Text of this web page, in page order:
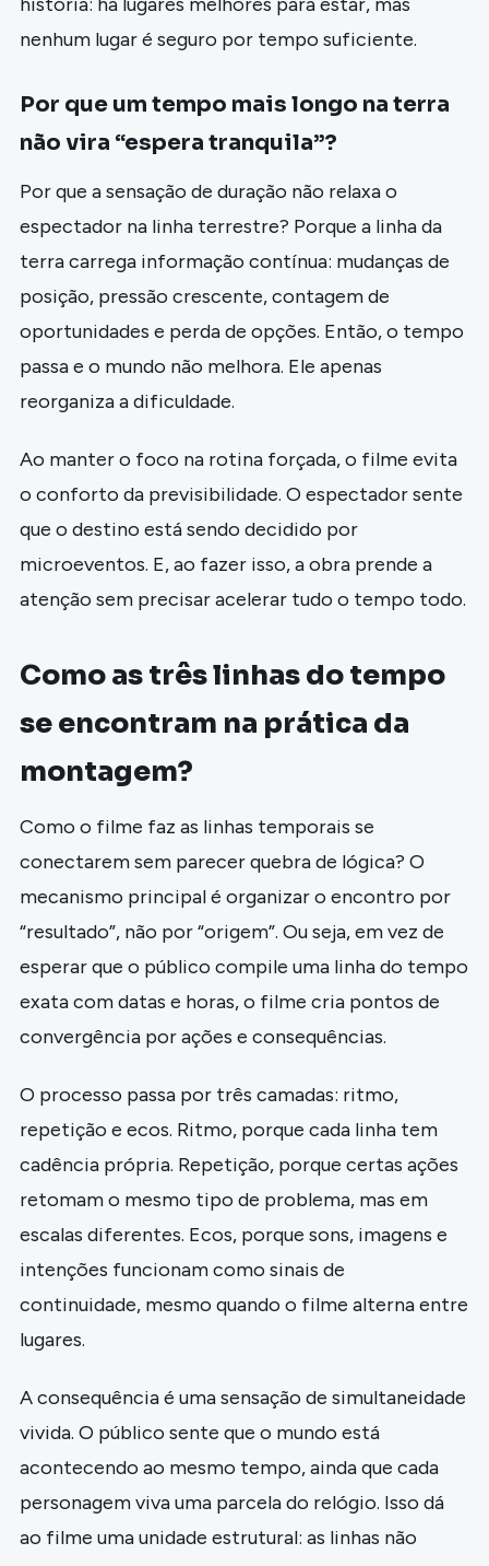
nenhum lugar é seguro por tempo suficiente.
Por que um tempo mais longo na terra
não vira “espera tranquila”?
Por que a sensação de duração não relaxa o
espectador na linha terrestre? Porque a linha da
terra carrega informação contínua: mudanças de
posição, pressão crescente, contagem de
oportunidades e perda de opções. Então, o tempo
passa e o mundo não melhora. Ele apenas
reorganiza a dificuldade.
Ao manter o foco na rotina forçada, o filme evita
o conforto da previsibilidade. O espectador sente
que o destino está sendo decidido por
microeventos. E, ao fazer isso, a obra prende a
atenção sem precisar acelerar tudo o tempo todo.
Como as três linhas do tempo
se encontram na prática da
montagem?
Como o filme faz as linhas temporais se
conectarem sem parecer quebra de lógica? O
mecanismo principal é organizar o encontro por
“resultado”, não por “origem”. Ou seja, em vez de
esperar que o público compile uma linha do tempo
exata com datas e horas, o filme cria pontos de
convergência por ações e consequências.
O processo passa por três camadas: ritmo,
repetição e ecos. Ritmo, porque cada linha tem
cadência própria. Repetição, porque certas ações
retomam o mesmo tipo de problema, mas em
escalas diferentes. Ecos, porque sons, imagens e
intenções funcionam como sinais de
continuidade, mesmo quando o filme alterna entre
lugares.
A consequência é uma sensação de simultaneidade
vivida. O público sente que o mundo está
acontecendo ao mesmo tempo, ainda que cada
personagem viva uma parcela do relógio. Isso dá
ao filme uma unidade estrutural: as linhas não